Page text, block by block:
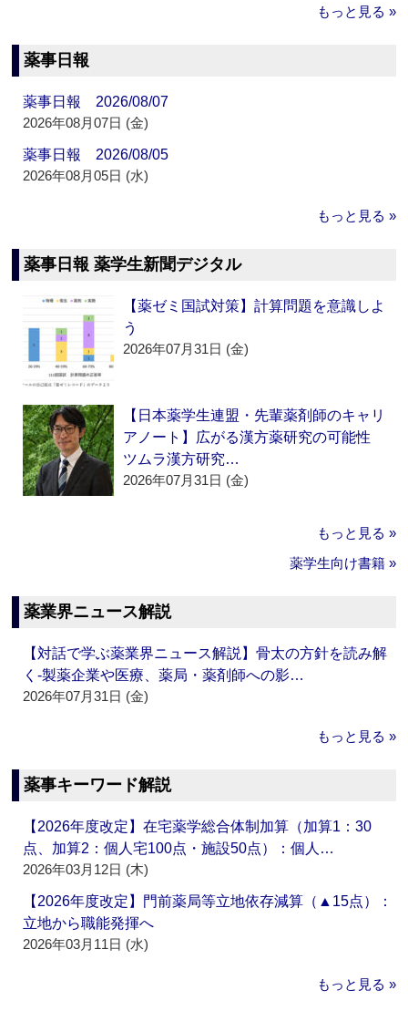
もっと見る »
薬事日報
薬事日報 2026/08/07
2026年08月07日 (金)
薬事日報 2026/08/05
2026年08月05日 (水)
もっと見る »
薬事日報 薬学生新聞デジタル
【薬ゼミ国試対策】計算問題を意識しよ
う
2026年07月31日 (金)
【日本薬学生連盟・先輩薬剤師のキャリ
アノート】広がる漢方薬研究の可能性
ツムラ漢方研究…
2026年07月31日 (金)
もっと見る »
薬学生向け書籍 »
薬業界ニュース解説
【対話で学ぶ薬業界ニュース解説】骨太の方針を読み解
く‐製薬企業や医療、薬局・薬剤師への影…
2026年07月31日 (金)
もっと見る »
薬事キーワード解説
【2026年度改定】在宅薬学総合体制加算（加算1：30
点、加算2：個人宅100点・施設50点）：個人…
2026年03月12日 (木)
【2026年度改定】門前薬局等立地依存減算（▲15点）：
立地から職能発揮へ
2026年03月11日 (水)
もっと見る »